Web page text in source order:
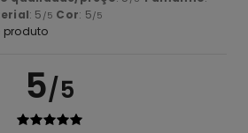
: 5 /5 Cor: 5/5
produto
5/5